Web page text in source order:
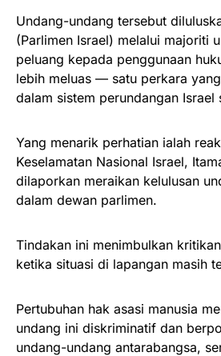
Undang-undang tersebut
(Parlimen Israel) melalui majoriti
peluang kepada penggunaan
lebih meluas — satu perkara
dalam sistem perundangan Israel
Yang menarik perhatian ialah
Keselamatan Nasional Israel,
dilaporkan meraikan kelulusan
dalam dewan parlimen.
Tindakan ini menimbulkan
ketika situasi di lapangan masih
Pertubuhan hak asasi manusia
undang ini diskriminatif dan
undang-undang antarabangsa,